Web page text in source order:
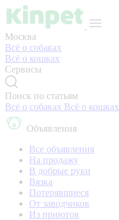
Москва
Всё о собаках
Всё о кошках
Сервисы
Поиск по статьям
Всё о собаках Всё о кошках
Объявления
Все объявления
На продажу
В добрые руки
Вязка
Потерявшиеся
От заводчиков
Из приютов